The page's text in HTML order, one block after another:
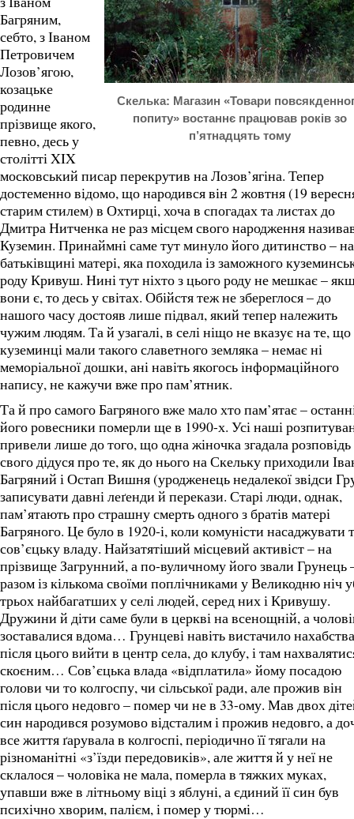
Скелька: Магазин «Товари
попиту» востаннє працював років зо
п’ятнадцять тому
Багряним,
себто, з Іваном
Петровичем
Лозов’ягою,
козацьке
родинне
прізвище якого,
певно, десь у
столітті XIX
московський писар перекрутив на Лозов’ягіна. Тепер
достеменно відомо, що народився він 2 жовтня (19
старим стилем) в Охтирці, хоча в спогадах та листах до
Дмитра Нитченка не раз місцем свого народження
Куземин. Принаймні саме тут минуло його дитинство – на
батьківщині матері, яка походила із заможного
роду Кривуш. Нині тут ніхто з цього роду не мешкає –
вони є, то десь у світах. Обійстя теж не збереглося – до
нашого часу достояв лише підвал, який тепер належить
чужим людям. Та й узагалі, в селі ніщо не вказує на те, що
куземинці мали такого славетного земляка – немає ні
меморіальної дошки, ані навіть якогось інформаційного
напису, не кажучи вже про пам’ятник.
Та й про самого Багряного вже мало хто пам’ятає –
його ровесники померли ще в 1990-х. Усі наші
привели лише до того, що одна жіночка згадала розповідь
свого дідуся про те, як до нього на Скельку приходили
Багряний і Остап Вишня (уродженець недалекої звідси
записувати давні леґенди й перекази. Старі люди, однак,
пам’ятають про страшну смерть одного з братів матері
Багряного. Це було в 1920-і, коли комуністи насаджувати
сов’єцьку владу. Найзатятіший місцевий активіст – на
прізвище Загрунний, а по-вуличному його звали Грунець
разом із кількома своїми поплічниками у Великодню ніч
трьох найбагатших у селі людей, серед них і Кривушу.
Дружини й діти саме були в церкві на всенощній, а
зоставалися вдома… Грунцеві навіть вистачило нахабства
після цього вийти в центр села, до клубу, і там
скоєним… Сов’єцька влада «відплатила» йому посадою
голови чи то колгоспу, чи сільської ради, але прожив він
після цього недовго – помер чи не в 33-ому. Мав двох
син народився розумово відсталим і прожив недовго, а
все життя ґарувала в колгоспі, періодично її тягали на
різноманітні «з’їзди передовиків», але життя й у неї не
склалося – чоловіка не мала, померла в тяжких муках,
упавши вже в літньому віці з яблуні, а єдиний її син був
психічно хворим, палієм, і помер у тюрмі…